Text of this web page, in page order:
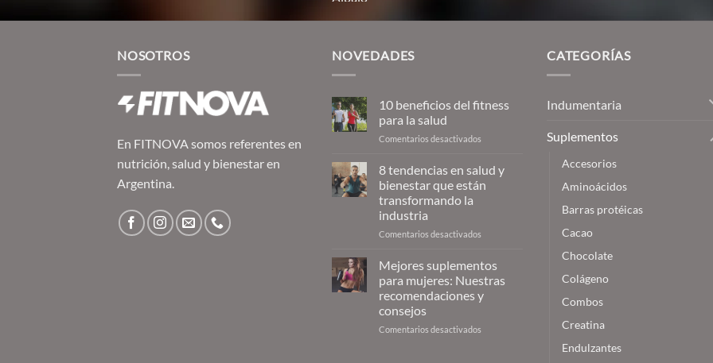
era:
NOSOTROS
En FITNOVA somos referentes en
nutrición, salud y bienestar en
Argentina.
NOVEDADES
10 beneficios del fitness
para la salud
Comentarios desactivados
beneficios
del
fitness
8 tendencias en salud y
bienestar que están
transformando la
industria
Comentarios desactivados
tendencias
en
salud
y
Mejores suplementos
para mujeres: Nuestras
recomendaciones y
consejos
Comentarios desactivados
CATEGORÍAS
Indumentaria
Suplementos
Accesorios
Aminoácidos
Barras protéicas
Cacao
Chocolate
Colágeno
Combos
Creatina
Endulzantes